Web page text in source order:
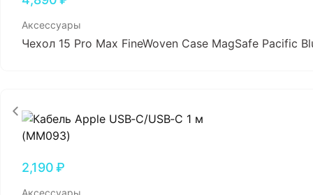
Аксессуары
Чехол 15 Pro Max FineWoven Case MagSafe Pacific
2,190₽
Аксессуары